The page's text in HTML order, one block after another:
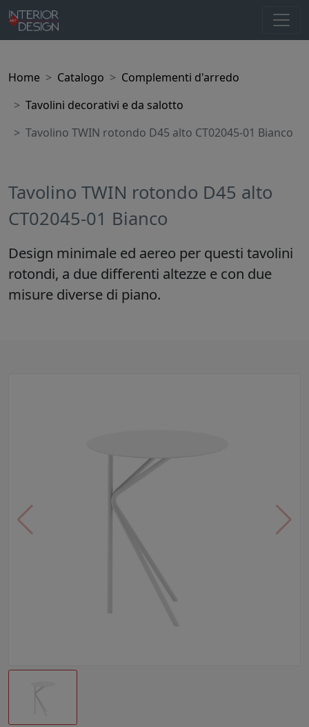
Home Catalogo
Complementi d'arredo
Tavolini decorativi e da salotto
Tavolino TWIN rotondo D45 alto CT02045-01 Bianco
Tavolino TWIN rotondo D45 alto
CT02045-01 Bianco
Design minimale ed aereo per questi tavolini
rotondi, a due differenti altezze e con due
misure diverse di piano.